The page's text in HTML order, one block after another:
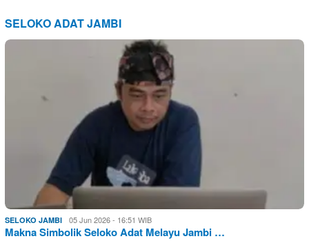
SELOKO ADAT JAMBI
SELOKO JAMBI 05 Jun 2026 - 16:51 WIB
Makna Simbolik Seloko Adat Melayu Jambi …